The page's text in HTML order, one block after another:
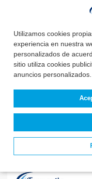
Utilizamos cookies
experiencia en nuestra
personalizados de
sitio utiliza cookies
anuncios personalizados.
plazas de TEAP –
Técnico Superior
El Servicio de Salud
aprueba la